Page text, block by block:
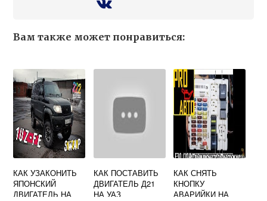
Вам также может понравиться:
КАК УЗАКОНИТЬ
ЯПОНСКИЙ
ДВИГАТЕЛЬ НА
КАК ПОСТАВИТЬ
ДВИГАТЕЛЬ Д21
НА УАЗ
КАК СНЯТЬ
КНОПКУ
АВАРИЙКИ НА